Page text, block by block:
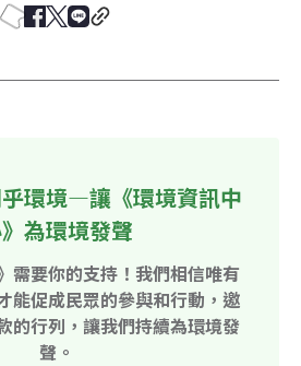
環境—讓《環境資訊中
為環境發聲
需要你的支持！我們相信唯有
能促成民眾的參與和行動，邀
的行列，讓我們持續為環境發
聲。